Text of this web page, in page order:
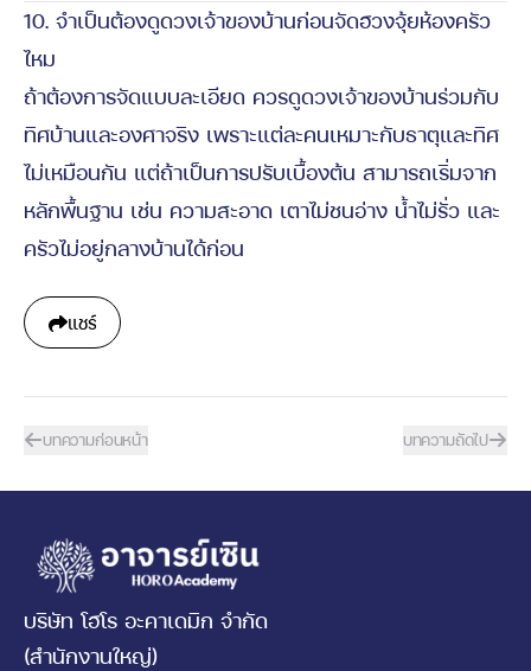
10. จำเป็นต้องดูดวงเจ้าของบ้านก่อนจัดฮวงจุ้ยห้องครัว
ไหม
ถ้าต้องการจัดแบบละเอียด ควรดูดวงเจ้าของบ้านร่วมกับ
ทิศบ้านและองศาจริง เพราะแต่ละคนเหมาะกับธาตุและทิศ
ไม่เหมือนกัน แต่ถ้าเป็นการปรับเบื้องต้น สามารถเริ่มจาก
หลักพื้นฐาน เช่น ความสะอาด เตาไม่ชนอ่าง น้ำไม่รั่ว และ
ครัวไม่อยู่กลางบ้านได้ก่อน
แชร์
บทความก่อนหน้า บทความถัดไป
บริษัท โฮโร อะคาเดมิก จำกัด
(สำนักงานใหญ่)